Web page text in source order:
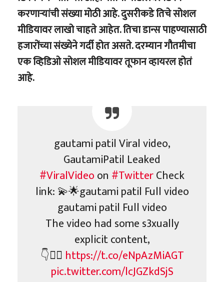
करणाऱ्यांची संख्या मोठी आहे. दुसरीकडे तिचे सोशल
मीडियावर लाखो चाहते आहेत. तिचा डान्स पाहण्यासाठी
हजारोंच्या संख्येने गर्दी होत असते. दरम्यान गौतमीचा
एक व्हिडिओ सोशल मीडियावर तूफान व्हायरल होतं
आहे.
gautami patil Viral video,
GautamiPatil Leaked
#ViralVideoon #TwitterCheck
link: 💫🌟gautami patil Full video
gautami patil Full video
The video had some s3xually
explicit content,
👇❤️‍🔥 https://t.co/eNpAzMiAGT
pic.twitter.com/lcJGZkdSjS